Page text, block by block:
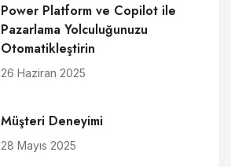
Power Platform ve Copilot ile
Pazarlama Yolculuğunuzu
Otomatikleştirin
26 Haziran 2025
Müşteri Deneyimi
28 Mayıs 2025